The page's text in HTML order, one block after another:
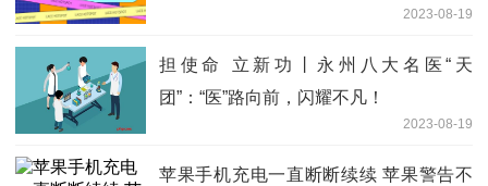
2023-08-19
担使命 立新功丨永州八大名医“天
团”：“医”路向前，闪耀不凡！
2023-08-19
苹果手机充电一直断断续续 苹果警告不